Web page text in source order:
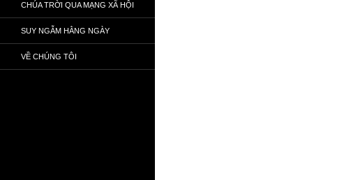
CHÚA TRỜI QUA MẠNG XÃ HỘI
SUY NGẪM HẰNG NGÀY
VỀ CHÚNG TÔI